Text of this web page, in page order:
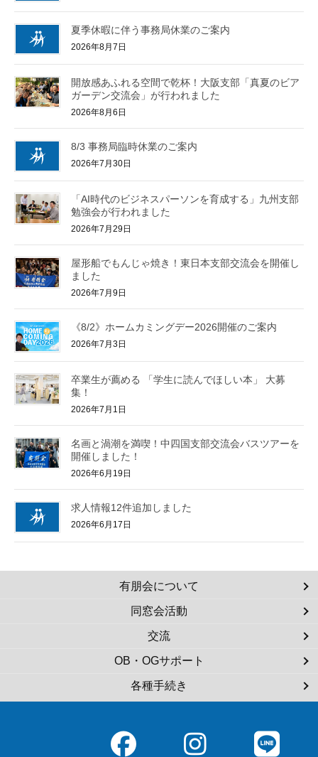
夏季休暇に伴う事務局休業のご案内
2026年8月7日
開放感あふれる空間で乾杯！大阪支部「真夏のビア
ガーデン交流会」が行われました
2026年8月6日
8/3 事務局臨時休業のご案内
2026年7月30日
「AI時代のビジネスパーソンを育成する」九州支部
勉強会が行われました
2026年7月29日
屋形船でもんじゃ焼き！東日本支部交流会を開催し
ました
2026年7月9日
《8/2》ホームカミングデー2026開催のご案内
2026年7月3日
卒業生が薦める 「学生に読んでほしい本」 大募
集！
2026年7月1日
名画と渦潮を満喫！中四国支部交流会バスツアーを
開催しました！
2026年6月19日
求人情報12件追加しました
2026年6月17日
有朋会について
同窓会活動
交流
OB・OGサポート
各種手続き